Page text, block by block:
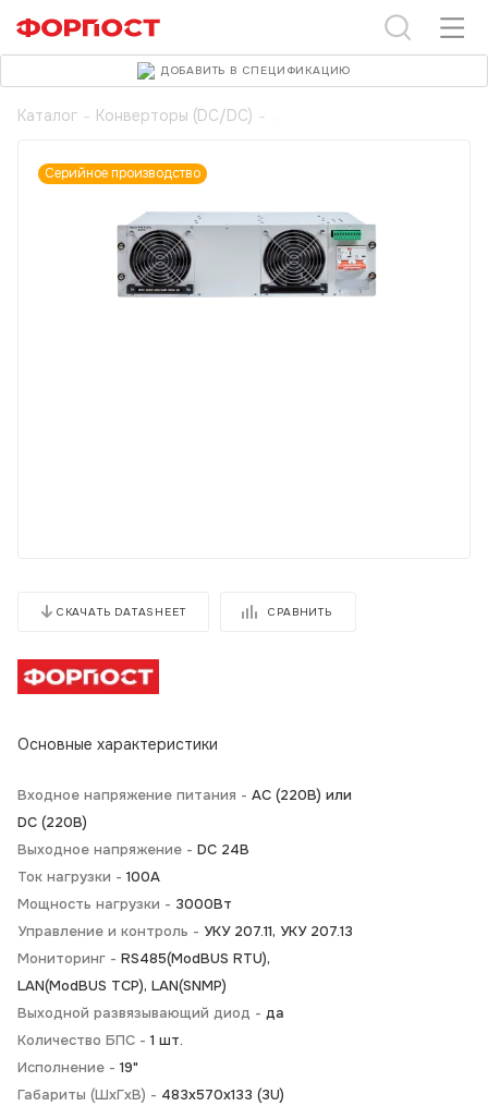
Каталог - Конверторы (DC/DC) -
Серийное производство
СКАЧАТЬ DATASHEET СРАВНИТЬ
Основные характеристики
Входное напряжение питания - АС (220В) или
DC (220В)
Выходное напряжение - DC 24В
Ток нагрузки - 100А
Мощность нагрузки - 3000Вт
Управление и контроль - УКУ 207.11, УКУ 207.13
Мониторинг - RS485(ModBUS RTU),
LAN(ModBUS TCP), LAN(SNMP)
Выходной развязывающий диод - да
Количество БПС - 1 шт.
Исполнение - 19"
Габариты (ШхГхВ) - 483х570х133 (3U)
ДОБАВИТЬ В СПЕЦИФИКАЦИЮ